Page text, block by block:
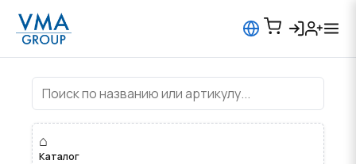
Щиты IT накладные TOPO
⌂
Каталог